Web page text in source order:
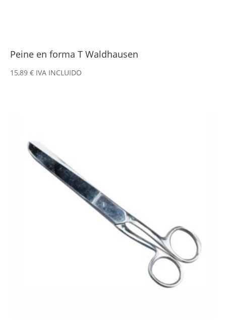
Peine en forma T Waldhausen
15,89 € IVA INCLUIDO